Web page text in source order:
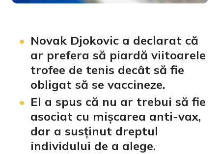
Novak Djokovic a declarat că
ar prefera să piardă viitoarele
trofee de tenis decât să fie
obligat să se vaccineze.
El a spus că nu ar trebui să fie
asociat cu mișcarea anti-vax,
dar a susținut dreptul
individului de a alege.